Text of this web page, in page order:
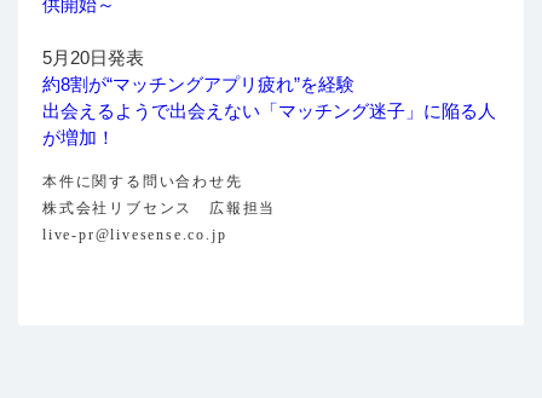
5月20日発表
約8割が“マッチングアプリ疲れ”を経験
出会えるようで出会えない「マッチング迷子」に陥る人
が増加！
本件に関する問い合わせ先
株式会社リブセンス 広報担当
live-pr@livesense.co.jp